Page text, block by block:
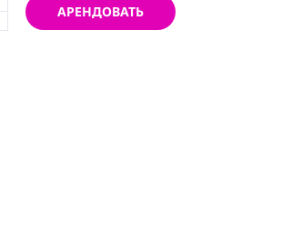
АРЕНДОВАТЬ